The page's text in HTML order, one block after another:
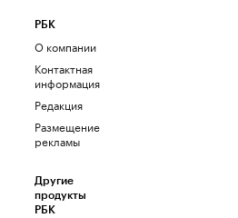
РБК
О компании
Контактная
информация
Редакция
Размещение
рекламы
Другие
продукты
РБК